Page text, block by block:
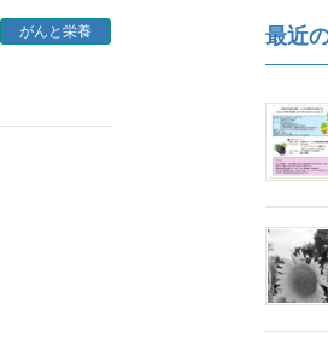
がんと栄養 最近